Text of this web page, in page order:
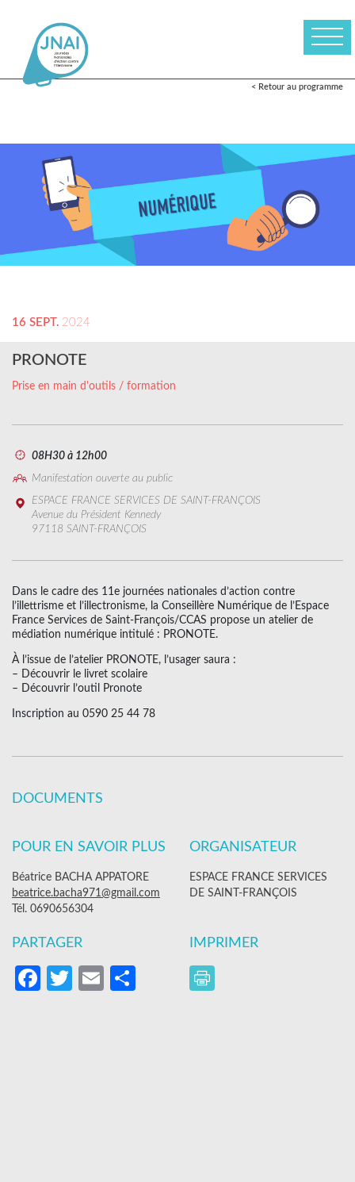
< Retour au programme
16 SEPT. 2024
PRONOTE
Prise en main d'outils / formation
08H30 à 12h00
Manifestation ouverte au public
ESPACE FRANCE SERVICES DE SAINT-FRANÇOIS
Avenue du Président Kennedy
97118 SAINT-FRANÇOIS
Dans le cadre des 11e journées nationales d’action contre
l’illettrisme et l’illectronisme, la Conseillère Numérique de l’Espace
France Services de Saint-François/CCAS propose un atelier de
médiation numérique intitulé : PRONOTE.
À l’issue de l’atelier PRONOTE, l’usager saura :
– Découvrir le livret scolaire
– Découvrir l’outil Pronote
Inscription au 0590 25 44 78
DOCUMENTS
POUR EN SAVOIR PLUS
Béatrice BACHA APPATORE
beatrice.bacha971@gmail.com
Tél. 0690656304
ORGANISATEUR
ESPACE FRANCE SERVICES
DE SAINT-FRANÇOIS
PARTAGER
Facebook
Twitter
EmailPartager
IMPRIMER